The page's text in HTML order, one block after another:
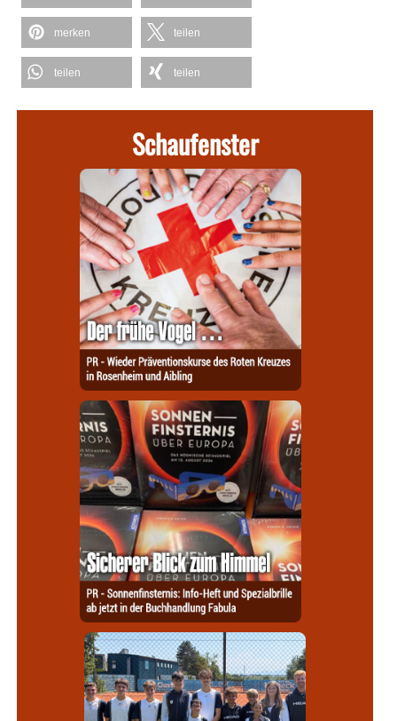
merken teilen
teilen teilen
Schaufenster